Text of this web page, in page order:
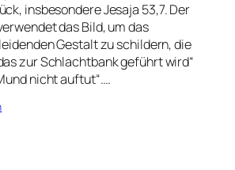
insbesondere Jesaja 53,7. Der
das Bild, um das
Gestalt zu schildern, die
zur Schlachtbank geführt wird“
nicht auftut“.…